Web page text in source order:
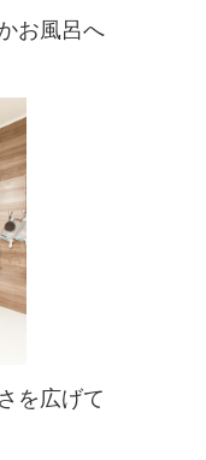
お風呂へ
を広げて